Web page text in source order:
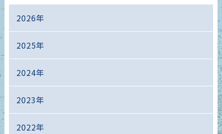
2026年
2025年
2024年
2023年
2022年